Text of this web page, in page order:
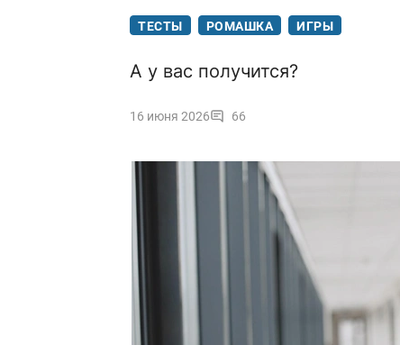
ТЕСТЫ РОМАШКА ИГРЫ
А у вас получится?
16 июня 2026 66